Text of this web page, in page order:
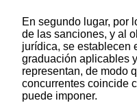
En segundo lugar, por
de las sanciones, y al
jurídica, se establecen
graduación aplicables
representan, de modo
concurrentes coincide
puede imponer.